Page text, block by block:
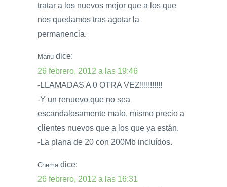
tratar a los nuevos mejor que a los que
nos quedamos tras agotar la
permanencia.
Manu dice:
26 febrero, 2012 a las 19:46
-LLAMADAS A 0 OTRA VEZ!!!!!!!!!!!
-Y un renuevo que no sea
escandalosamente malo, mismo precio a
clientes nuevos que a los que ya están.
-La plana de 20 con 200Mb incluídos.
Chema dice:
26 febrero, 2012 a las 16:31